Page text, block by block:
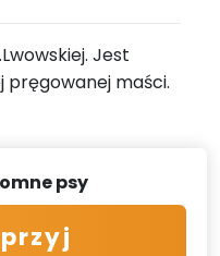
Jest
pręgowanej maści.
psy